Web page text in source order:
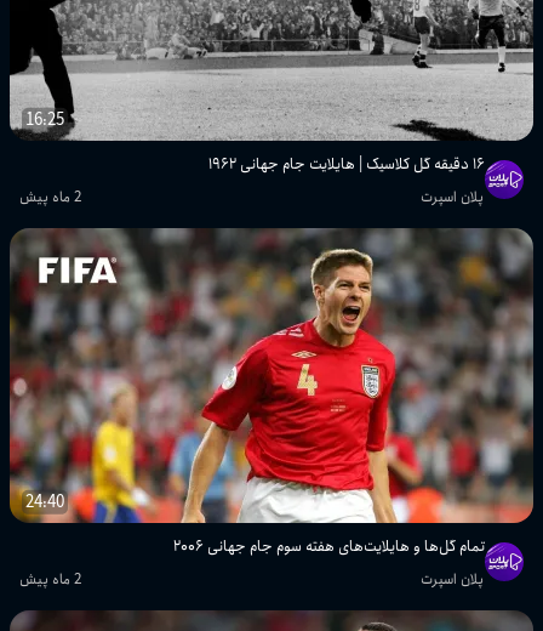
16:25
۱۶ دقیقه گل کلاسیک | هایلایت جام جهانی ۱۹۶۲
پلان اسپرت 2 ماه پیش
24:40
تمام گل‌ها و هایلایت‌های هفته سوم جام جهانی ۲۰۰۶
پلان اسپرت 2 ماه پیش